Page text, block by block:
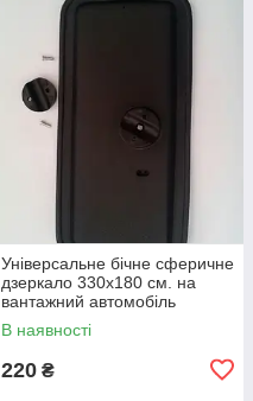
Універсальне бічне сферичне
дзеркало 330х180 см. на
вантажний автомобіль
В наявності
220 ₴